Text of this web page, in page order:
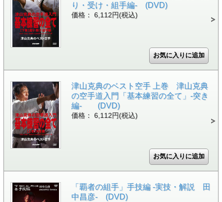
り・受け・組手編- (DVD)
価格： 6,112円(税込)
津山克典のベスト空手 上巻 津山克典
の空手道入門「基本練習の全て」-突き
編- (DVD)
価格： 6,112円(税込)
「覇者の組手」手技編 -実技・解説 田
中昌彦- (DVD)